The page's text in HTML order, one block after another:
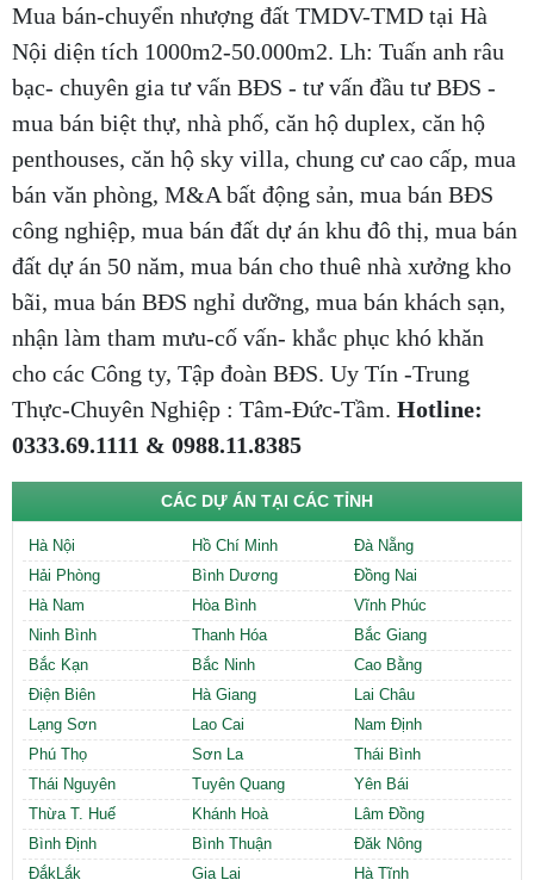
Mua bán-chuyển nhượng đất TMDV-TMD tại Hà
Nội diện tích 1000m2-50.000m2. Lh: Tuấn anh râu
bạc- chuyên gia tư vấn BĐS - tư vấn đầu tư BĐS -
mua bán biệt thự, nhà phố, căn hộ duplex, căn hộ
penthouses, căn hộ sky villa, chung cư cao cấp, mua
bán văn phòng, M&A bất động sản, mua bán BĐS
công nghiệp, mua bán đất dự án khu đô thị, mua bán
đất dự án 50 năm, mua bán cho thuê nhà xưởng kho
bãi, mua bán BĐS nghỉ dưỡng, mua bán khách sạn,
nhận làm tham mưu-cố vấn- khắc phục khó khăn
cho các Công ty, Tập đoàn BĐS. Uy Tín -Trung
Thực-Chuyên Nghiệp : Tâm-Đức-Tầm. Hotline:
0333.69.1111 & 0988.11.8385
CÁC DỰ ÁN TẠI CÁC TỈNH
Hà Nội Hồ Chí Minh
Đà Nẵng
Hải Phòng
Bình Dương
Đồng Nai
Hà Nam
Hòa Bình
Vĩnh Phúc
Ninh Bình
Thanh Hóa
Bắc Giang
Bắc Kạn
Bắc Ninh
Cao Bằng
Điện Biên
Hà Giang
Lai Châu
Lạng Sơn
Lao Cai
Nam Định
Phú Thọ
Sơn La
Thái Bình
Thái Nguyên
Tuyên Quang
Yên Bái
Thừa T. Huế
Khánh Hoà
Lâm Đồng
Bình Định
Bình Thuận
Đăk Nông
ĐắkLắk
Gia Lai
Hà Tĩnh